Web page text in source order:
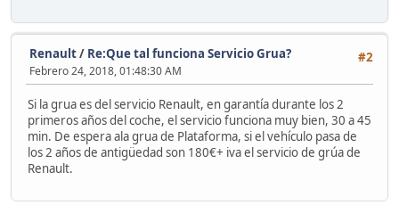
#2
Renault/ Re:Que tal funciona Servicio Grua?
Febrero 24, 2018, 01:48:30 AM
Si la grua es del servicio Renault, en garantía durante los 2
primeros años del coche, el servicio funciona muy bien, 30 a 45
min. De espera ala grua de Plataforma, si el vehículo pasa de
los 2 años de antigüedad son 180€+ iva el servicio de grúa de
Renault.